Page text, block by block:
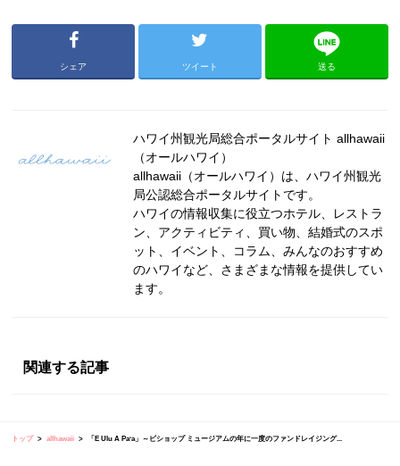
シェア ツイート 送る
ハワイ州観光局総合ポータルサイト allhawaii
（オールハワイ）
allhawaii（オールハワイ）は、ハワイ州観光
局公認総合ポータルサイトです。
ハワイの情報収集に役立つホテル、レストラ
ン、アクティビティ、買い物、結婚式のスポ
ット、イベント、コラム、みんなのおすすめ
のハワイなど、さまざまな情報を提供してい
ます。
関連する記事
トップ allhawaii 「E Ulu A Paʻa」～ビショップ ミュージアムの年に一度のファンドレイジング...